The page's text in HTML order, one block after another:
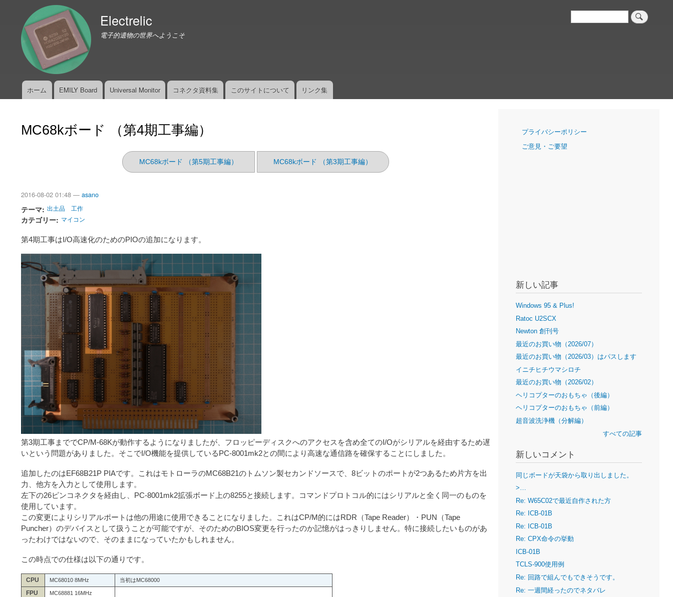
検
索
Electrelic
電子的遺物の世界へようこそ
ホーム EMILY Board Universal Monitor コネクタ資料集 このサイトについて リンク集
MC68kボード （第4期工事編）
MC68kボード （第5期工事編） MC68kボード （第3期工事編）
2016-08-02 01:48 — asano
テーマ 出土品 工作
カテゴリー マイコン
第4期工事はI/O高速化のためのPIOの追加になります。
第3期工事まででCP/M-68Kが動作するようになりましたが、フロッピーディスクへのアクセスを含め全てのI/Oがシリアルを経由するため遅
いという問題がありました。そこでI/O機能を提供しているPC-8001mk2との間により高速な通信路を確保することにしました。
追加したのはEF68B21P PIAです。これはモトローラのMC68B21のトムソン製セカンドソースで、8ビットのポートが2つあるため片方を出
力、他方を入力として使用します。
左下の26ピンコネクタを経由し、PC-8001mk2拡張ボード上の8255と接続します。コマンドプロトコル的にはシリアルと全く同一のものを
使用しています。
この変更によりシリアルポートは他の用途に使用できることになりました。これはCP/M的にはRDR（Tape Reader）・PUN（Tape
Puncher）のデバイスとして扱うことが可能ですが、そのためのBIOS変更を行ったのか記憶がはっきりしません。特に接続したいものがあ
ったわけではないので、そのままになっていたかもしれません。
この時点での仕様は以下の通りです。
CPU MC68010 8MHz 当初はMC68000
FPU MC68881 16MHz
ナ
ゲ
プライバシーポリシー
ご意見・ご要望
新しい記事
Windows 95 & Plus!
Ratoc U2SCX
Newton 創刊号
最近のお買い物（2026/07）
最近のお買い物（2026/03）はパスします
イニチヒチウマシロチ
最近のお買い物（2026/02）
ヘリコプターのおもちゃ（後編）
ヘリコプターのおもちゃ（前編）
超音波洗浄機（分解編）
すべての記事
新しいコメント
同じボードが天袋から取り出しました。
>…
Re: W65C02で最近自作された方
Re: ICB-01B
Re: ICB-01B
Re: CPX命令の挙動
ICB-01B
TCLS-900使用例
Re: 回路で組んでもできそうです。
Re: 一週間経ったのでネタバレ